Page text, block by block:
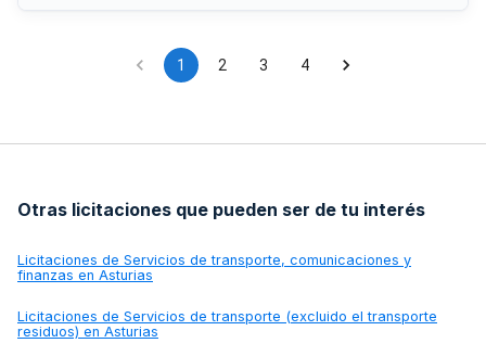
euros, e incluye tanto equipamiento como servicios de
soporte técnico y vigilancia integral.
1 2 3 4
Otras licitaciones que pueden ser de tu interés
Licitaciones de Servicios de transporte, comunicaciones y
finanzas en Asturias
Licitaciones de Servicios de transporte (excluido el transporte
residuos) en Asturias